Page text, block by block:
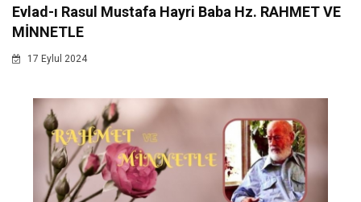
Evlad-ı Rasul Mustafa Hayri Baba Hz. RAHMET VE
MİNNETLE
17 Eylul 2024